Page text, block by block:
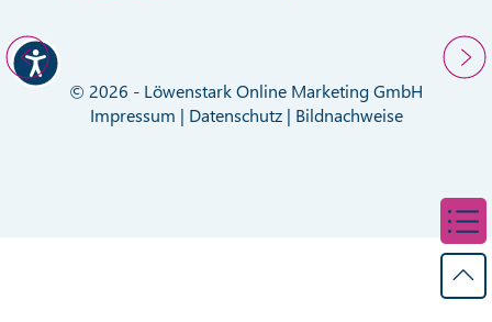
© 2026 - Löwenstark Online Marketing GmbH
Impressum | Datenschutz| Bildnachweise